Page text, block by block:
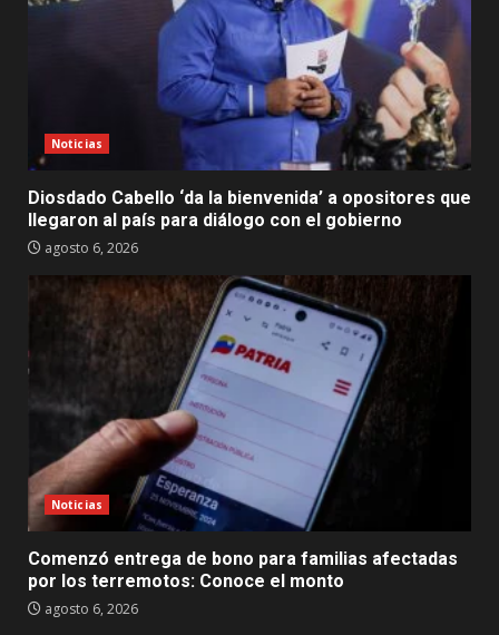
Noticias
Diosdado Cabello ‘da la bienvenida’ a opositores que
llegaron al país para diálogo con el gobierno
agosto 6, 2026
Noticias
Comenzó entrega de bono para familias afectadas
por los terremotos: Conoce el monto
agosto 6, 2026